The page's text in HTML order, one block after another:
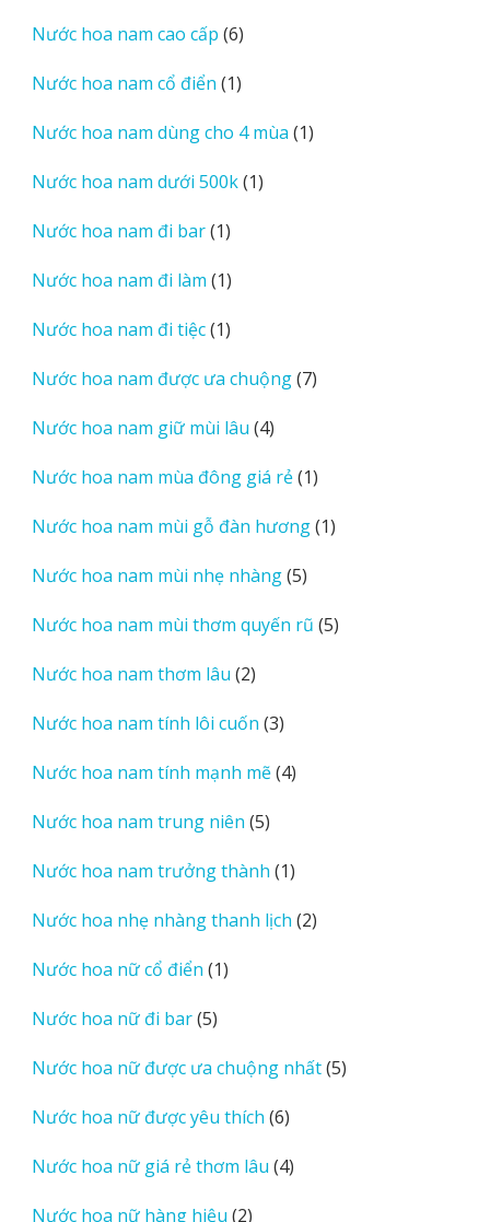
phẩm
Nước hoa nam cao cấp 66
phẩm
Nước hoa nam cổ điển 11
phẩm
Nước hoa nam dùng cho 4 mùa 11
Nước hoa nam dưới 500k 11
Nước hoa nam đi bar 11
phẩm
Nước hoa nam đi làm 11
phẩm
Nước hoa nam đi tiệc 11
phẩm
Nước hoa nam được ưa chuộng 77
Nước hoa nam giữ mùi lâu 44
phẩm
Nước hoa nam mùa đông giá rẻ 11
phẩm
Nước hoa nam mùi gỗ đàn hương 11
Nước hoa nam mùi nhẹ nhàng 55
phẩm
Nước hoa nam mùi thơm quyến rũ 55
Nước hoa nam thơm lâu 22
phẩm
Nước hoa nam tính lôi cuốn 33
phẩm
Nước hoa nam tính mạnh mẽ 44
Nước hoa nam trung niên 55
phẩm
Nước hoa nam trưởng thành 11
phẩm
Nước hoa nhẹ nhàng thanh lịch 22
Nước hoa nữ cổ điển 11
Nước hoa nữ đi bar 55
phẩm
Nước hoa nữ được ưa chuộng nhất 55
Nước hoa nữ được yêu thích 66
phẩm
Nước hoa nữ giá rẻ thơm lâu 44
Nước hoa nữ hàng hiệu 22